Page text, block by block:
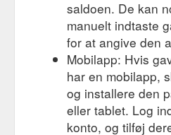
saldoen. De kan
manuelt indtaste
for at angive den
Mobilapp: Hvis
har en mobilapp,
og installere den
eller tablet. Log
konto, og tilføj